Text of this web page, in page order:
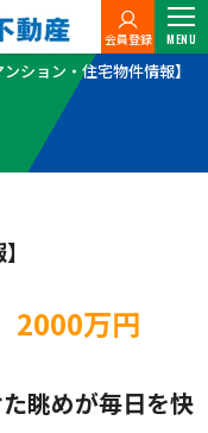
会員登録 MENU
ンション・住宅物件情報】
2000万円
眺めが毎日を快